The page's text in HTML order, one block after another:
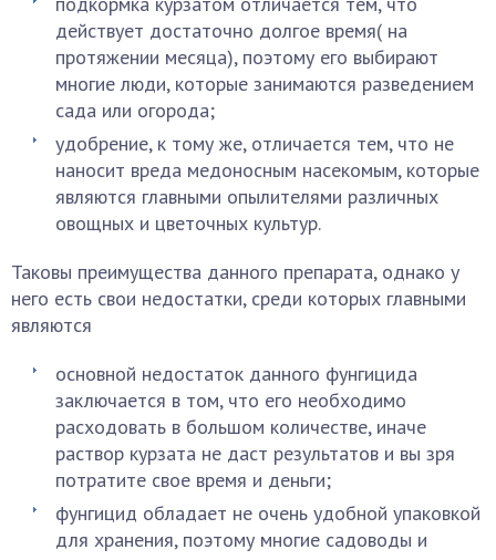
действует достаточно долгое время( на
протяжении месяца), поэтому его выбирают
многие люди, которые занимаются разведением
сада или огорода;
удобрение, к тому же, отличается тем, что не
наносит вреда медоносным насекомым, которые
являются главными опылителями различных
овощных и цветочных культур.
Таковы преимущества данного препарата, однако у
него есть свои недостатки, среди которых главными
являются
основной недостаток данного фунгицида
заключается в том, что его необходимо
расходовать в большом количестве, иначе
раствор курзата не даст результатов и вы зря
потратите свое время и деньги;
фунгицид обладает не очень удобной упаковкой
для хранения, поэтому многие садоводы и